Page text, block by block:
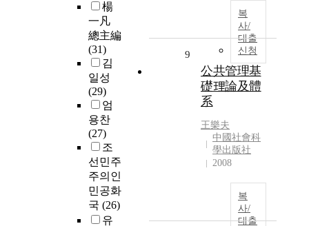
楊
一凡
總主編
(31)
김
일성
(29)
엄
용찬
(27)
조
선민주
주의인
민공화
국 (26)
유
복
사/
대출
신청
9
公共管理基
礎理論及體
系
王樂夫
中國社會科
學出版社
2008
복
사/
대출